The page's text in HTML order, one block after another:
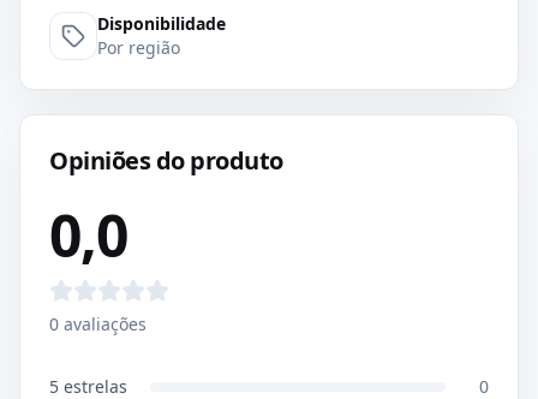
Disponibilidade
Por região
Opiniões do produto
0,0
0 avaliações
5 estrelas
0